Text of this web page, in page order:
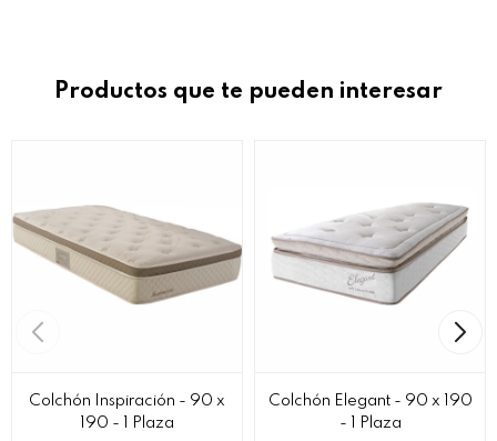
Productos que te pueden interesar
Colchón Inspiración - 90 x
190 - 1 Plaza
Colchón Elegant - 90 x 190
- 1 Plaza